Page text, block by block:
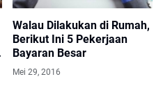
Walau Dilakukan di Rumah,
Berikut Ini 5 Pekerjaan
Bayaran Besar
Mei 29, 2016